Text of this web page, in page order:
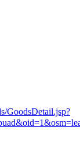
GoodsDetail.jsp?